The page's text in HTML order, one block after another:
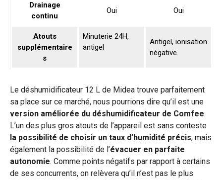
Drainage
continu
Oui Oui
Atouts
supplémentaire
s
Minuterie 24H,
antigel
Antigel, ionisation
négative
Le déshumidificateur 12 L de Midea trouve parfaitement
sa place sur ce marché, nous pourrions dire qu’il est une
version améliorée du déshumidificateur de Comfee.
L’un des plus gros atouts de l’appareil est sans conteste
la possibilité de choisir un taux d’humidité précis, mais
également la possibilité de l’évacuer en parfaite
autonomie. Comme points négatifs par rapport à certains
de ses concurrents, on relèvera qu’il n’est pas le plus